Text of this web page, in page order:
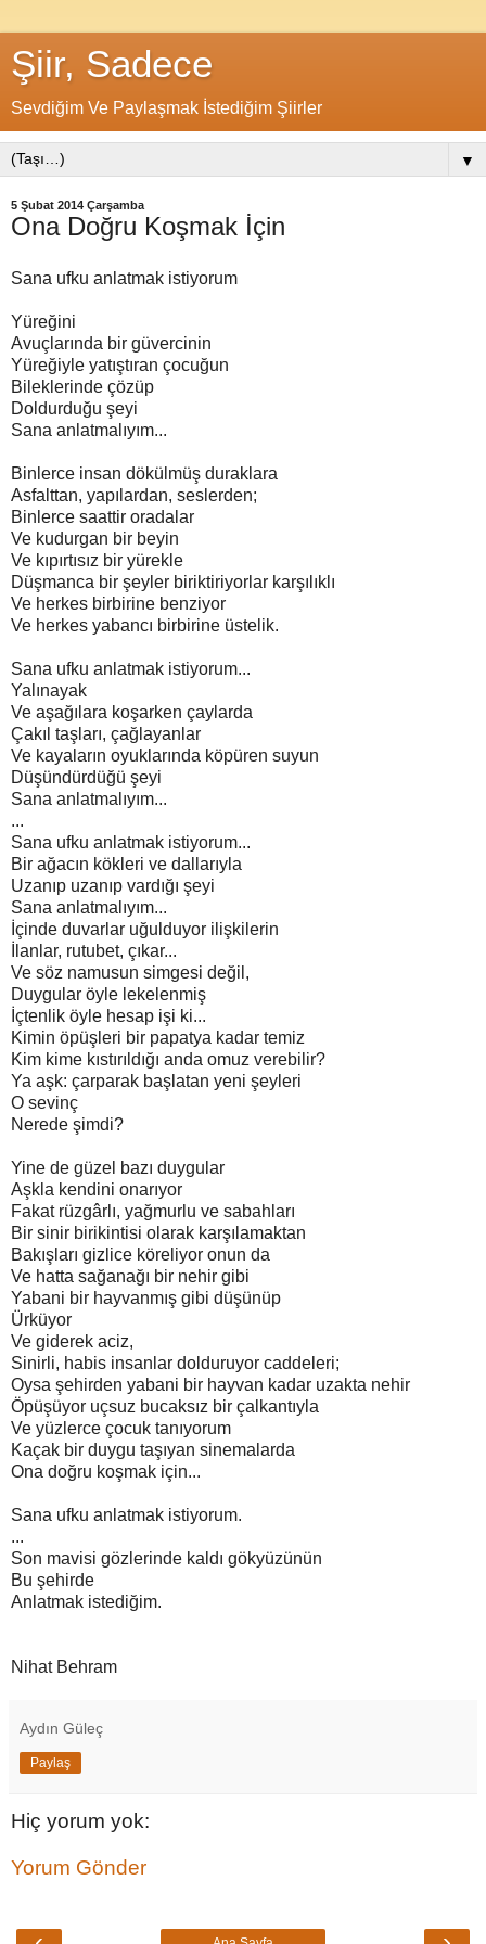
Şiir, Sadece
Sevdiğim Ve Paylaşmak İstediğim Şiirler
▼
5 Şubat 2014 Çarşamba
Ona Doğru Koşmak İçin
Sana ufku anlatmak istiyorum
Yüreğini
Avuçlarında bir güvercinin
Yüreğiyle yatıştıran çocuğun
Bileklerinde çözüp
Doldurduğu şeyi
Sana anlatmalıyım...
Binlerce insan dökülmüş duraklara
Asfalttan, yapılardan, seslerden;
Binlerce saattir oradalar
Ve kudurgan bir beyin
Ve kıpırtısız bir yürekle
Düşmanca bir şeyler biriktiriyorlar karşılıklı
Ve herkes birbirine benziyor
Ve herkes yabancı birbirine üstelik.
Sana ufku anlatmak istiyorum...
Yalınayak
Ve aşağılara koşarken çaylarda
Çakıl taşları, çağlayanlar
Ve kayaların oyuklarında köpüren suyun
Düşündürdüğü şeyi
Sana anlatmalıyım...
...
Sana ufku anlatmak istiyorum...
Bir ağacın kökleri ve dallarıyla
Uzanıp uzanıp vardığı şeyi
Sana anlatmalıyım...
İçinde duvarlar uğulduyor ilişkilerin
İlanlar, rutubet, çıkar...
Ve söz namusun simgesi değil,
Duygular öyle lekelenmiş
İçtenlik öyle hesap işi ki...
Kimin öpüşleri bir papatya kadar temiz
Kim kime kıstırıldığı anda omuz verebilir?
Ya aşk: çarparak başlatan yeni şeyleri
O sevinç
Nerede şimdi?
Yine de güzel bazı duygular
Aşkla kendini onarıyor
Fakat rüzgârlı, yağmurlu ve sabahları
Bir sinir birikintisi olarak karşılamaktan
Bakışları gizlice köreliyor onun da
Ve hatta sağanağı bir nehir gibi
Yabani bir hayvanmış gibi düşünüp
Ürküyor
Ve giderek aciz,
Sinirli, habis insanlar dolduruyor caddeleri;
Oysa şehirden yabani bir hayvan kadar uzakta nehir
Öpüşüyor uçsuz bucaksız bir çalkantıyla
Ve yüzlerce çocuk tanıyorum
Kaçak bir duygu taşıyan sinemalarda
Ona doğru koşmak için...
Sana ufku anlatmak istiyorum.
...
Son mavisi gözlerinde kaldı gökyüzünün
Bu şehirde
Anlatmak istediğim.
Nihat Behram
Aydın Güleç
Paylaş
Hiç yorum yok:
Yorum Gönder